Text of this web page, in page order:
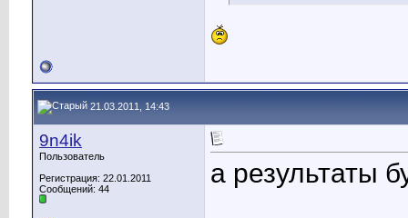
21.03.2011, 14:43
9n4ik
Пользователь
Регистрация: 22.01.2011
Сообщений: 44
а результаты